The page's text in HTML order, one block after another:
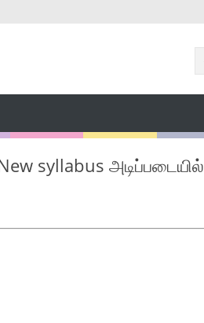
syllabus அடிப்படையில்